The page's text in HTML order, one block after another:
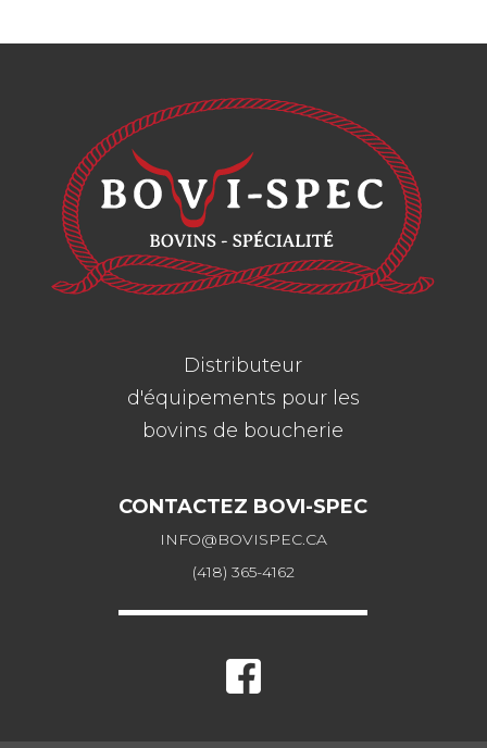
Distributeur
d'équipements pour les
bovins de boucherie
CONTACTEZ BOVI-SPEC
INFO@BOVISPEC.CA
(418) 365-4162